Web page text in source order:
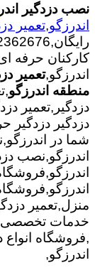
نصب دزدگیر
اندرزگو,تعمیر
کارکنان حرفه
اندرزگو,تعمیر
منطقه اندرزگو
دزدگیر,تعمیر
دزدگیر دزدگیر
شما در
اندرزگو,نصب
منزل,تعمیر
خدمات تخصصی
,فروشگاه انواع
اندرزگو,